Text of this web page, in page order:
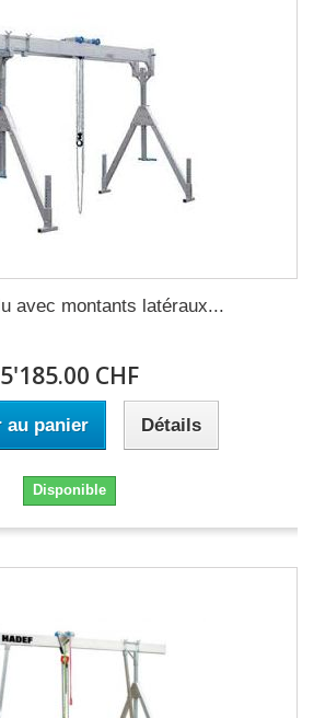
avec montants latéraux...
5'185.00 CHF
au panier Détails
Disponible